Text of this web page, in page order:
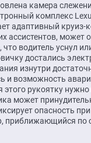
камера
комплекс
адаптивный круиз-
ассистентов, может
что водитель уснул
достались
изнутри
и возможность
рукоятку
может
опасность
приближающийся по